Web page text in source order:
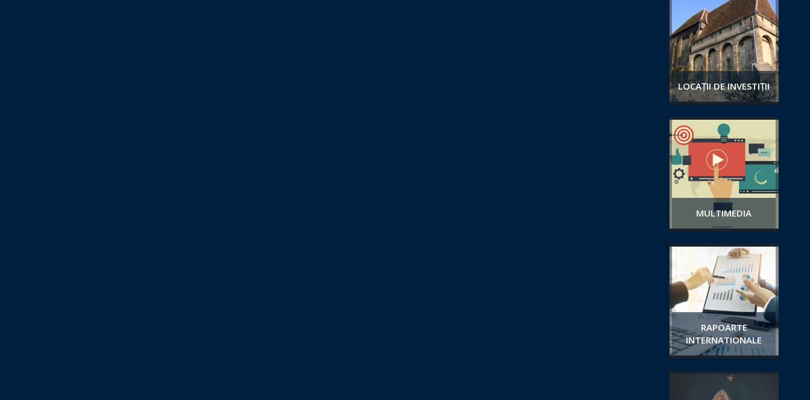
LOCAȚII DE INVESTIȚII
MULTIMEDIA
RAPOARTE
INTERNATIONALE